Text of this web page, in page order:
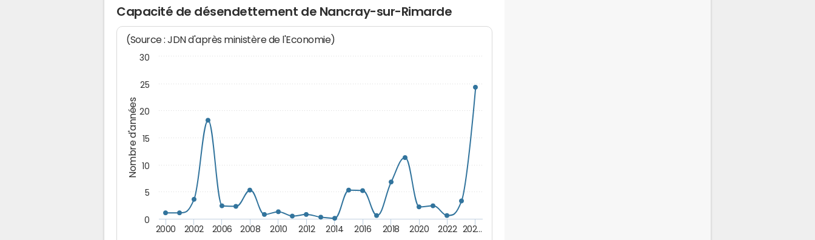
Capacité de désendettement de Nancray-sur-Rimarde
Nombre d'années
(Source : JDN d'après ministère de l'Economie)
2000 2002 2006 2008 2010 2012 2014 2016 2018 2020 2022 202…
0
5
10
15
20
25
30